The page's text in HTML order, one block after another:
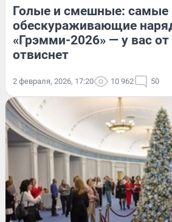
Голые и смешные: самые
обескураживающие
«Грэмми-2026» — у вас
отвиснет
2 февраля, 2026, 17:20 10 962 50